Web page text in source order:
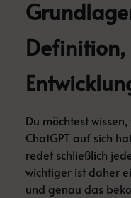
Du möchtest
ChatGPT auf sich
redet schließlich
wichtiger ist daher
und genau das